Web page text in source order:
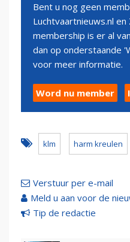
Bent u nog geen
Luchtvaartnieuws.nl en
membership is er al
dan op onderstaande
voor meer informatie.
Word nu member
klm harm kreulen
Verstuur per e-mail
Meld u aan voor de
Tip de redactie